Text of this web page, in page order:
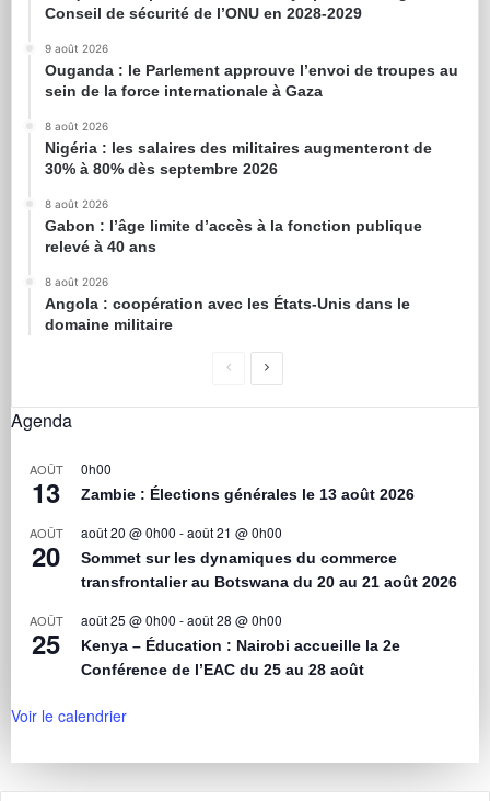
Conseil de sécurité de l’ONU en 2028-2029
9 août 2026
Ouganda : le Parlement approuve l’envoi de troupes au
sein de la force internationale à Gaza
8 août 2026
Nigéria : les salaires des militaires augmenteront de
30% à 80% dès septembre 2026
8 août 2026
Gabon : l’âge limite d’accès à la fonction publique
relevé à 40 ans
8 août 2026
Angola : coopération avec les États-Unis dans le
domaine militaire
Agenda
AOÛT
13
0h00
Zambie : Élections générales le 13 août 2026
AOÛT
20
août 20 @ 0h00 -août 21 @ 0h00
Sommet sur les dynamiques du commerce
transfrontalier au Botswana du 20 au 21 août 2026
AOÛT
25
août 25 @ 0h00 -août 28 @ 0h00
Kenya – Éducation : Nairobi accueille la 2e
Conférence de l’EAC du 25 au 28 août
Voir le calendrier